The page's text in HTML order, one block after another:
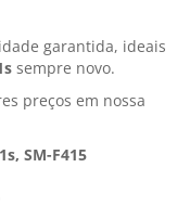
garantida, ideais
sempre novo.
preços em nossa
SM-F415